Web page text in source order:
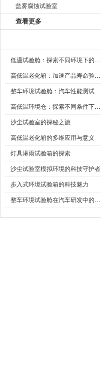
盐雾腐蚀试验室
查看更多
低温试验舱：探索不同环境下的科技边界
高低温老化箱：加速产品寿命验证的可靠伙伴
整车环境试验舱：汽车性能测试的设备
高低温环境仓：探索不同条件下的科学奥秘
沙尘试验室的探秘之旅
高低温老化箱的多维应用与意义
灯具淋雨试验箱的探索
沙尘试验室模拟环境的科技守护者
步入式环境试验箱的科技魅力
整车环境试验舱在汽车研发中的作用